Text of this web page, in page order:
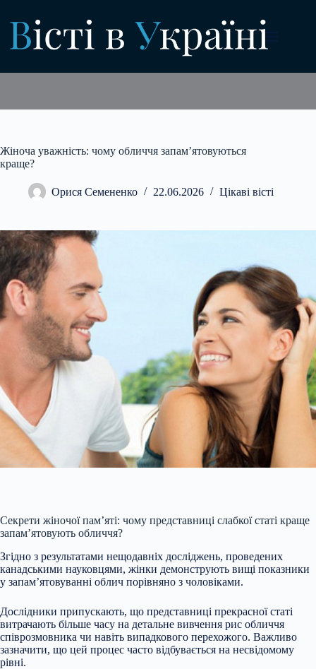
вмісту
Жіноча уважність: чому обличчя запам’ятовуються
краще?
Орися Семененко 22.06.2026 Цікаві вісті
Секрети жіночої пам’яті: чому представниці слабкої статі краще
запам’ятовують обличчя?
Згідно з результатами нещодавніх досліджень, проведених
канадськими науковцями, жінки демонструють вищі показники
у запам’ятовуванні облич порівняно з чоловіками.
Дослідники припускають, що представниці прекрасної статі
витрачають більше часу на детальне вивчення рис обличчя
співрозмовника чи навіть випадкового перехожого. Важливо
зазначити, що цей процес часто відбувається на несвідомому
рівні.